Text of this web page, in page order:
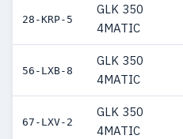
28-KRP-5
GLK 350
4MATIC
56-LXB-8
GLK 350
4MATIC
67-LXV-2
GLK 350
4MATIC